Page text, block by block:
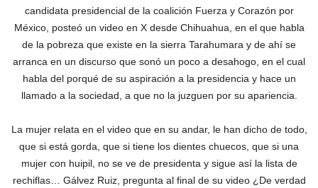
candidata presidencial de la coalición Fuerza y Corazón por
México, posteó un video en X desde Chihuahua, en el que habla
de la pobreza que existe en la sierra Tarahumara y de ahí se
arranca en un discurso que sonó un poco a desahogo, en el cual
habla del porqué de su aspiración a la presidencia y hace un
llamado a la sociedad, a que no la juzguen por su apariencia.
La mujer relata en el video que en su andar, le han dicho de todo,
que si está gorda, que si tiene los dientes chuecos, que si una
mujer con huipil, no se ve de presidenta y sigue así la lista de
rechiflas… Gálvez Ruiz, pregunta al final de su video ¿De verdad